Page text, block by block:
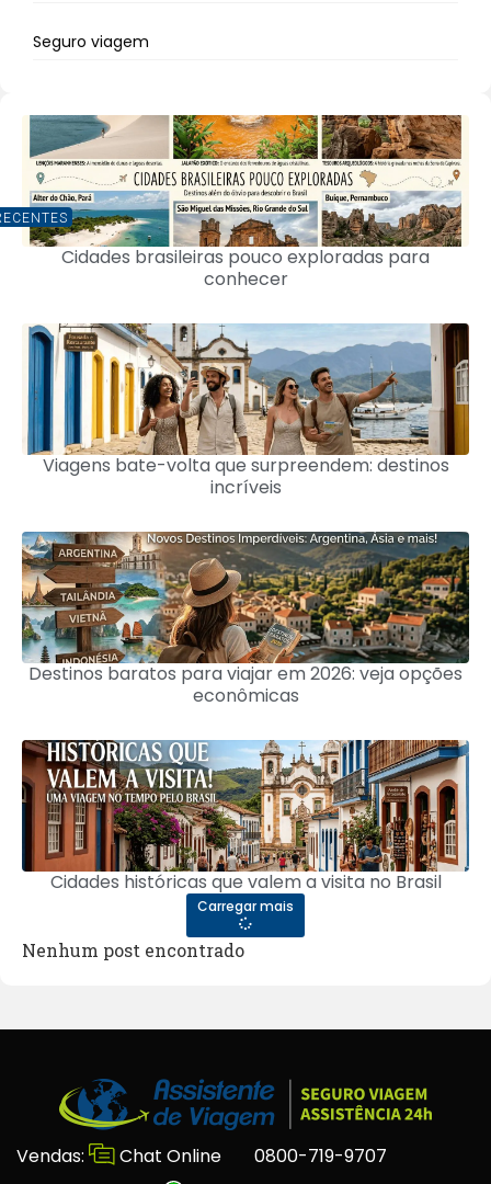
Seguro viagem
Cidades brasileiras pouco exploradas para
conhecer
Viagens bate-volta que surpreendem: destinos
incríveis
Destinos baratos para viajar em 2026: veja opções
econômicas
Cidades históricas que valem a visita no Brasil
Carregar mais
Nenhum post encontrado
Vendas: Chat Online
0800-719-9707